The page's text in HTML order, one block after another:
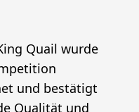
Quail wurde
und bestätigt
Qualität und